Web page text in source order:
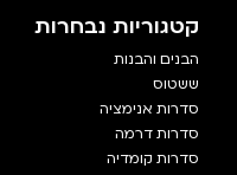
קטגוריות נבחרות
הבנים והבנות
ששטוס
סדרות אנימציה
סדרות דרמה
סדרות קומדיה